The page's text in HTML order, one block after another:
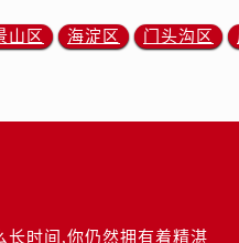
山区 海淀区 门头沟区
长时间,你仍然拥有着精湛